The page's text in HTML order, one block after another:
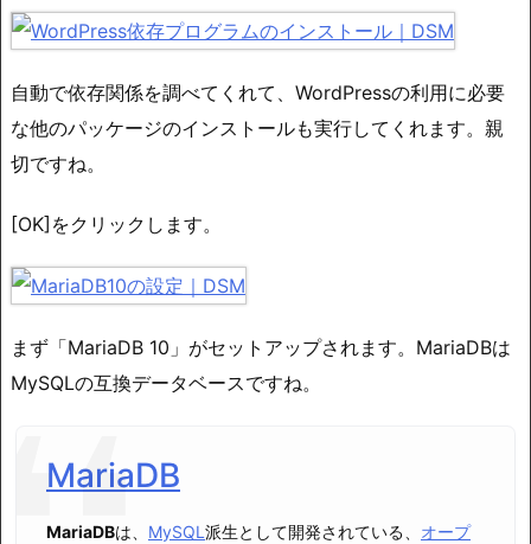
自動で依存関係を調べてくれて、WordPressの利用に必要
な他のパッケージのインストールも実行してくれます。親
切ですね。
[OK]をクリックします。
まず「MariaDB 10」がセットアップされます。MariaDBは
MySQLの互換データベースですね。
MariaDB
MariaDBは、 MySQL派生として開発されている、 オープ